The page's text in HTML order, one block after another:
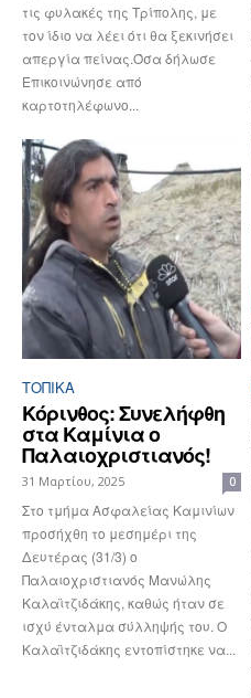
τις φυλακές της Τρίπολης, με
τον ίδιο να λέει ότι θα ξεκινήσει
απεργία πείνας.Όσα δήλωσε
Επικοινώνησε από
καρτοτηλέφωνο...
ΤΟΠΙΚΑ
Κόρινθος: Συνελήφθη
στα Καμίνια ο
Παλαιοχριστιανός!
31 Μαρτίου, 2025 0
Στο τμήμα Ασφαλείας Καμινίων
προσήχθη το μεσημέρι της
Δευτέρας (31/3) ο
Παλαιοχριστιανός Μανώλης
Καλαϊτζιδάκης, καθώς ήταν σε
ισχύ ένταλμα σύλληψής του. Ο
Καλαϊτζιδάκης εντοπίστηκε να...